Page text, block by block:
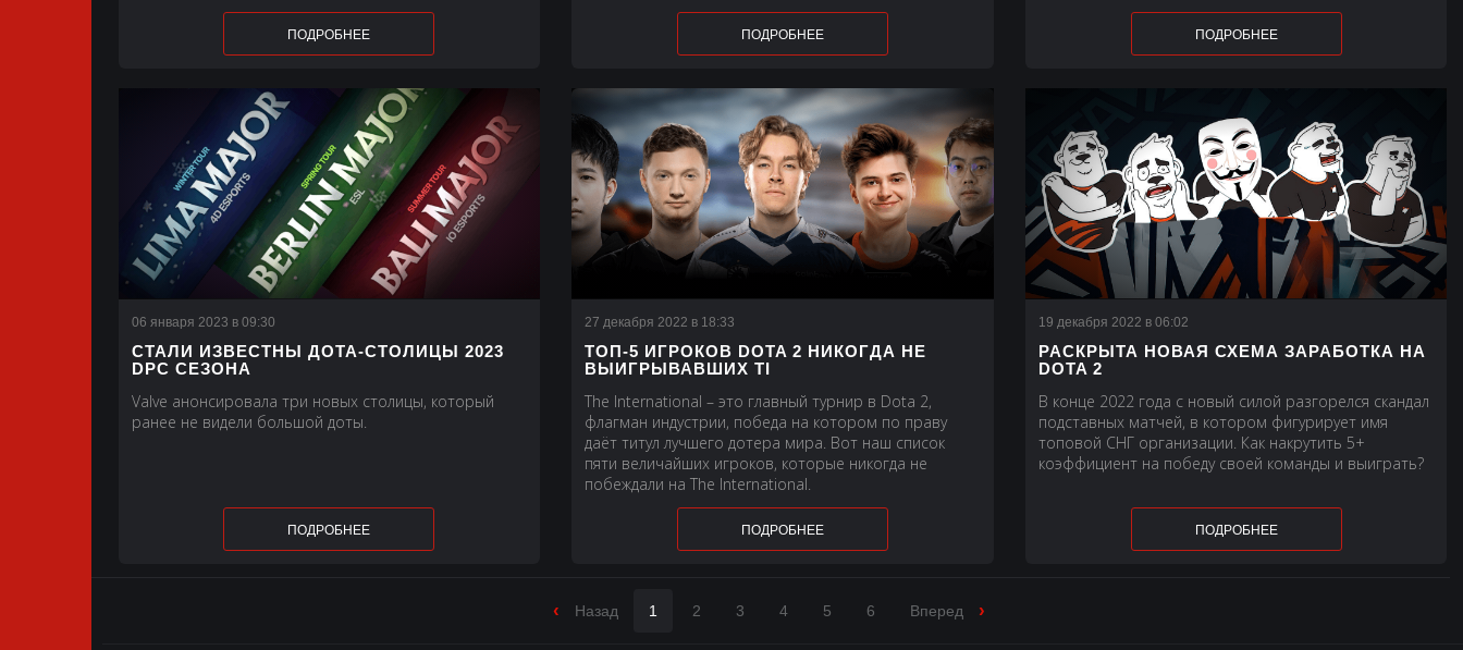
ПОДРОБНЕЕ ПОДРОБНЕЕ ПОДРОБНЕЕ
06 января 2023 в 09:30
СТАЛИ ИЗВЕСТНЫ ДОТА-СТОЛИЦЫ 2023
DPC СЕЗОНА
Valve анонсировала три новых столицы, который
ранее не видели большой доты.
ПОДРОБНЕЕ
27 декабря 2022 в 18:33
ТОП-5 ИГРОКОВ DOTA 2 НИКОГДА НЕ
ВЫИГРЫВАВШИХ TI
The International – это главный турнир в Dota 2,
флагман индустрии, победа на котором по праву
даёт титул лучшего дотера мира. Вот наш список
пяти величайших игроков, которые никогда не
побеждали на The International.
ПОДРОБНЕЕ
19 декабря 2022 в 06:02
РАСКРЫТА НОВАЯ СХЕМА ЗАРАБОТКА НА
DOTA 2
В конце 2022 года с новый силой разгорелся скандал
подставных матчей, в котором фигурирует имя
топовой СНГ организации. Как накрутить 5+
коэффициент на победу своей команды и выиграть?
ПОДРОБНЕЕ
‹ Назад 1 2 3 4 5 6 Вперед ›